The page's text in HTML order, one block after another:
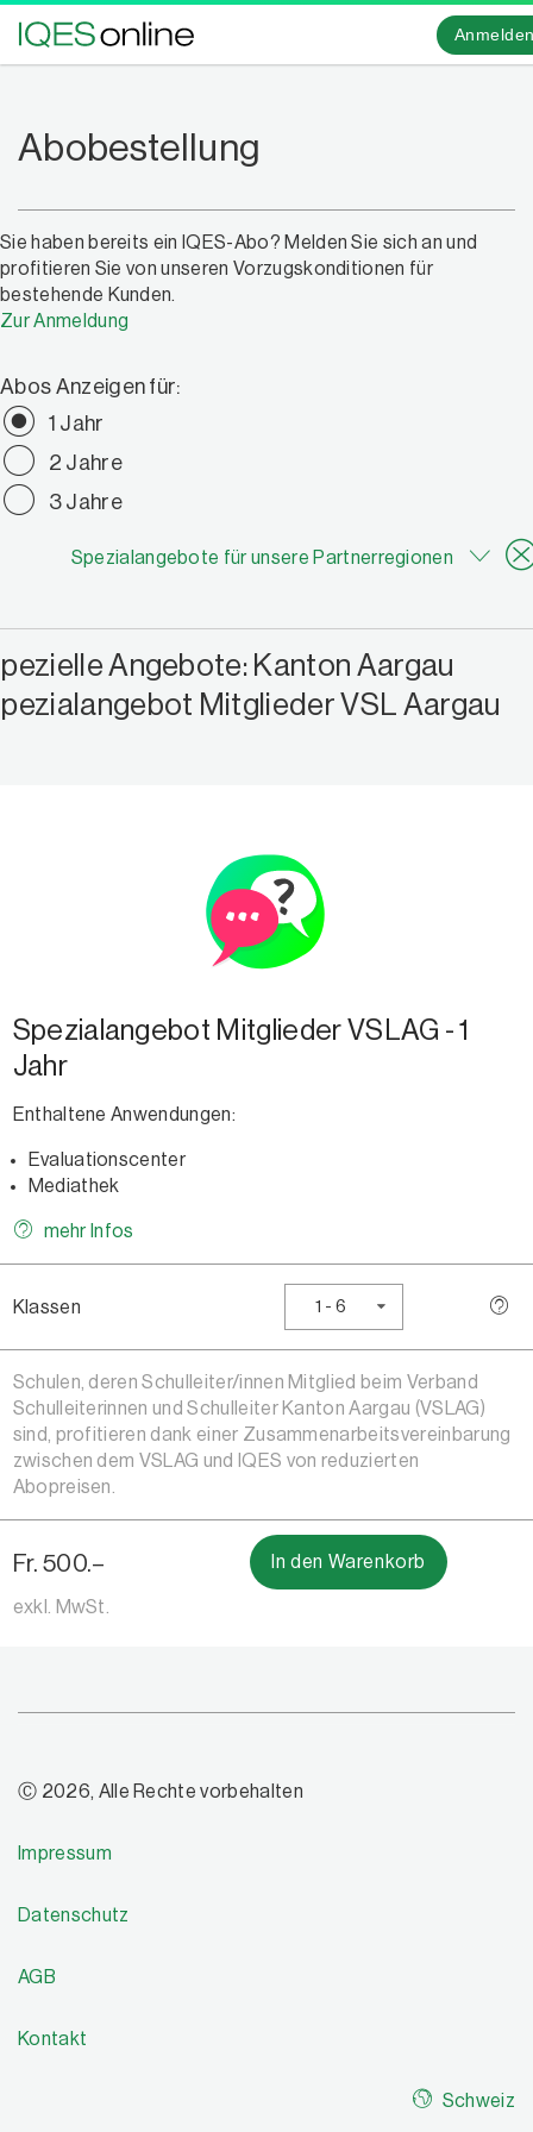
Abobestellung
Sie haben bereits ein IQES-Abo? Melden Sie sich an und
profitieren Sie von unseren Vorzugskonditionen für
bestehende Kunden.
Zur Anmeldung
Abos Anzeigen für:
1 Jahr
2 Jahre
3 Jahre
Spezialangebote für unsere Partnerregionen
Angebote: Kanton Aargau
Mitglieder VSL Aargau
Spezialangebot Mitglieder VSLAG - 1
Jahr
Enthaltene Anwendungen:
Evaluationscenter
Mediathek
mehr Infos
Klassen 1 - 6
Schulen, deren Schulleiter/innen Mitglied beim Verband
Schulleiterinnen und Schulleiter Kanton Aargau (VSLAG)
sind, profitieren dank einer Zusammenarbeitsvereinbarung
zwischen dem VSLAG und IQES von reduzierten
Abopreisen.
Fr. 500.–
exkl. MwSt.
In den Warenkorb
Ⓒ 2026, Alle Rechte vorbehalten
Impressum
Datenschutz
AGB
Kontakt
Schweiz